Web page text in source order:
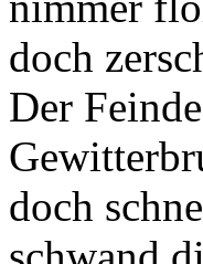
doch
Der
doch